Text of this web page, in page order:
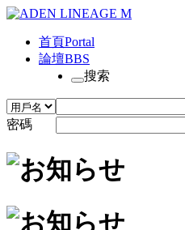
首頁Portal
論壇BBS
搜索
密碼